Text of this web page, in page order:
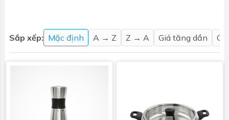
Sắp xếp: Mặc định A → Z Z → A Giá tăng dần